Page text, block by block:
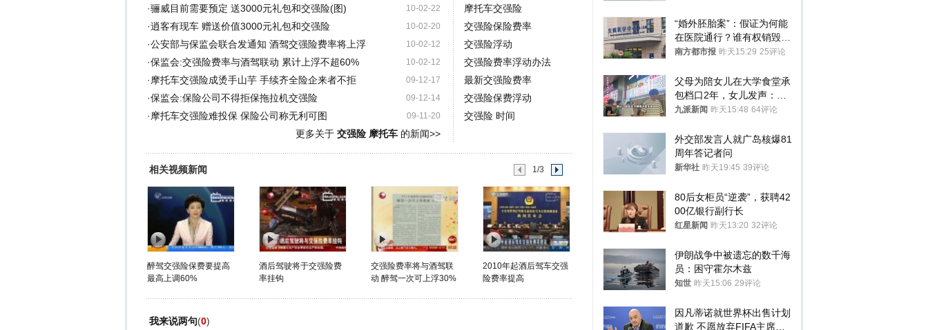
10-02-22
·骊威目前需要预定 送3000元礼包和交强险(图)
10-02-20
·逍客有现车 赠送价值3000元礼包和交强险
10-02-12
·公安部与保监会联合发通知 酒驾交强险费率将上浮
10-02-12
·保监会:交强险费率与酒驾联动 累计上浮不超60%
09-12-17
·摩托车交强险成烫手山芋 手续齐全险企来者不拒
09-12-14
·保监会:保险公司不得拒保拖拉机交强险
09-11-20
·摩托车交强险难投保 保险公司称无利可图
更多关于 交强险 摩托车的新闻>>
摩托车交强险
交强险保险费率
交强险浮动
交强险费率浮动办法
最新交强险费率
交强险保费浮动
交强险 时间
相关视频新闻 1/3
醉驾交强险保费要提高
最高上调60%
酒后驾驶将于交强险费
率挂钩
交强险费率将与酒驾联
动 醉驾一次可上浮30%
2010年起酒后驾车交强
险费率提高
我来说两句(0)
“婚外胚胎案”：假证为何能
在医院通行？谁有权销毁胚
胎？
南方都市报 昨天15:29 25评论
父母为陪女儿在大学食堂承
包档口2年，女儿发声：初
衷是为了陪伴，毕业后将不
九派新闻 昨天15:48 64评论
外交部发言人就广岛核爆81
周年答记者问
新华社 昨天19:45 39评论
80后女柜员“逆袭”，获聘42
00亿银行副行长
红星新闻 昨天13:20 32评论
伊朗战争中被遗忘的数千海
员：困守霍尔木兹
知世 昨天15:06 29评论
因凡蒂诺就世界杯出售计划
道歉 不愿放弃FIFA主席职